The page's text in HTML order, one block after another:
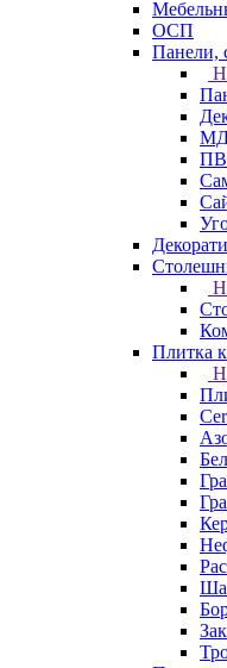
ОСП
Панели,
Плитка